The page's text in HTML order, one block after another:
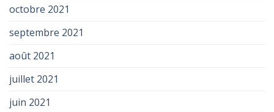
octobre 2021
septembre 2021
août 2021
juillet 2021
juin 2021